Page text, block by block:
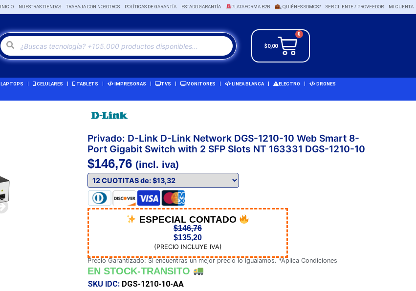
INICIO NUESTRAS TIENDAS TRABAJA CON NOSOTROS POLÍTICAS DE GARANTÍA ESTADO GARANTÍA PLATAFORMA B2B ¿QUIÉNES SOMOS? SER CLIENTE / PROVEEDOR MI CUENTA
$0,00
0
LAPTOPS CELULARES TABLETS IMPRESORAS TVS MONITORES LINEA BLANCA ELECTRO DRONES
Privado: D-Link D-Link Network DGS-1210-10 Web Smart 8-
Port Gigabit Switch with 2 SFP Slots NT 163331 DGS-1210-10
$146,76 (incl. iva)
ESPECIAL CONTADO
$146,76
$135,20
(PRECIO INCLUYE IVA)
Precio Garantizado: Si encuentras un mejor precio lo igualamos. *Aplica Condiciones
EN STOCK-TRANSITO
SKU IDC: DGS-1210-10-AA